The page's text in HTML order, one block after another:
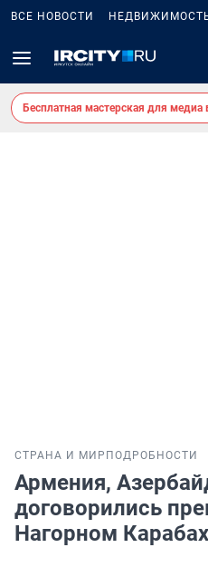
ВСЕ НОВОСТИ
Бесплатная мастерская для медиа
СТРАНА И МИР ПОДРОБНОСТИ
Армения,
договорились
Нагорном